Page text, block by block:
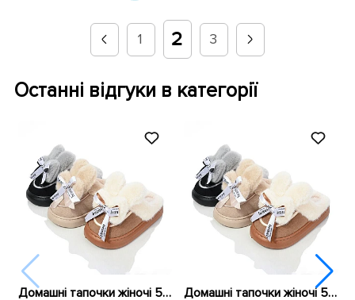
1 2 3
Останні відгуки в категорії
Домашні тапочки жіночі 591150 Чорні Домашні тапочки жіночі 591150 Чорні